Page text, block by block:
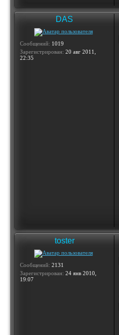
DAS
Сообщений: 1019
Зарегистрирован: 20 авг 2011,
22:35
toster
Сообщений: 2131
Зарегистрирован: 24 янв 2010,
19:07